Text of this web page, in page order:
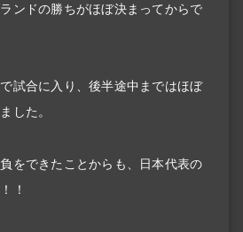
ンドの勝ちがほぼ決まってからで
試合に入り、後半途中まではほぼ
した。
をできたことからも、日本代表の
！